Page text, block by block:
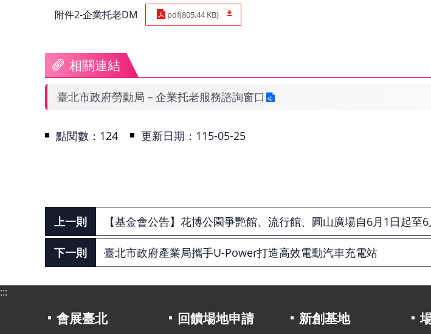
附件2-企業托老DM pdf(805.44 KB)
相關連結
臺北市政府勞動局－企業托老服務諮詢窗口
點閱數： 124 更新日期：115-05-25
【基金會公告】花博公園爭艷館、流行館、圓山廣場自6月1日起
臺北市政府產業局攜手U-Power打造高效電動汽車充電站
:::
會展臺北 回饋場地申請 新創基地